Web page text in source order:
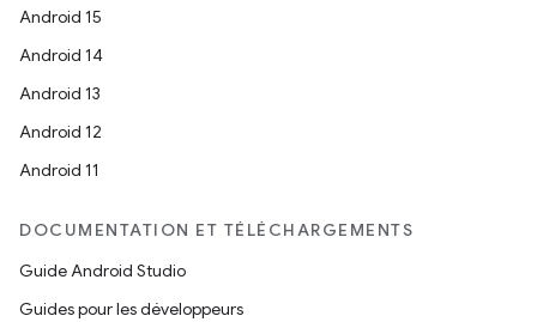
Android 15
Android 14
Android 13
Android 12
Android 11
DOCUMENTATION ET TÉLÉCHARGEMENTS
Guide Android Studio
Guides pour les développeurs